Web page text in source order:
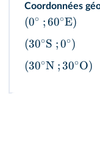
Coordonnées
(0∘ ;60∘E)
(30∘S ;0∘)
(30∘N ;30∘O)